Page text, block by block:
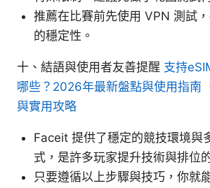
推薦在比賽前先使用 VPN 測試
的穩定性。
十、結語與使用者友善提醒 支持
哪些？2026年最新盤點與使用指南
與實用攻略
Faceit 提供了穩定的競技環境與
式，是許多玩家提升技術與排位
只要遵循以上步驟與技巧，你就